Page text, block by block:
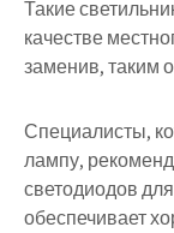
Такие
качестве
заменив, таким
Специалисты,
лампу,
светодиодов
обеспечивает